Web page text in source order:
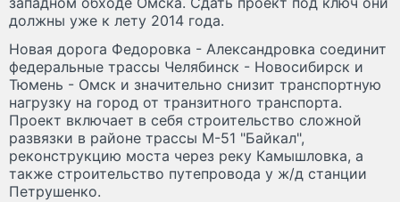
должны уже к лету 2014 года.
Новая дорога Федоровка - Александровка соединит
федеральные трассы Челябинск - Новосибирск и
Тюмень - Омск и значительно снизит транспортную
нагрузку на город от транзитного транспорта.
Проект включает в себя строительство сложной
развязки в районе трассы М-51 "Байкал",
реконструкцию моста через реку Камышловка, а
также строительство путепровода у ж/д станции
Петрушенко.